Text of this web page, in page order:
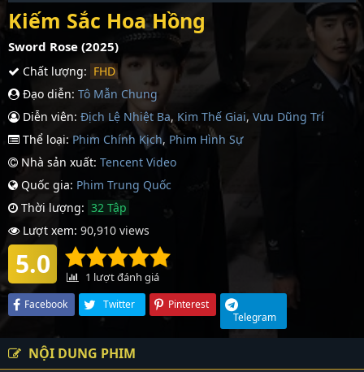
Kiếm Sắc Hoa Hồng
Sword Rose (2025)
Chất lượng: FHD
Đạo diễn: Tô Mẫn Chung
Diễn viên: Địch Lệ Nhiệt Ba, Kim Thế Giai, Vưu Dũng Trí
Thể loại: Phim Chính Kịch, Phim Hình Sự
Nhà sản xuất: Tencent Video
Quốc gia: Phim Trung Quốc
Thời lượng: 32 Tập
Lượt xem: 90,910 views
5.0 1 lượt đánh giá
Facebook Twitter
Pinterest
Telegram
NỘI DUNG PHIM